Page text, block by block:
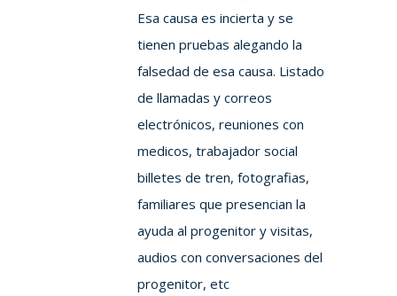
Esa causa es incierta y se
tienen pruebas alegando la
falsedad de esa causa. Listado
de llamadas y correos
electrónicos, reuniones con
medicos, trabajador social
billetes de tren, fotografias,
familiares que presencian la
ayuda al progenitor y visitas,
audios con conversaciones del
progenitor, etc